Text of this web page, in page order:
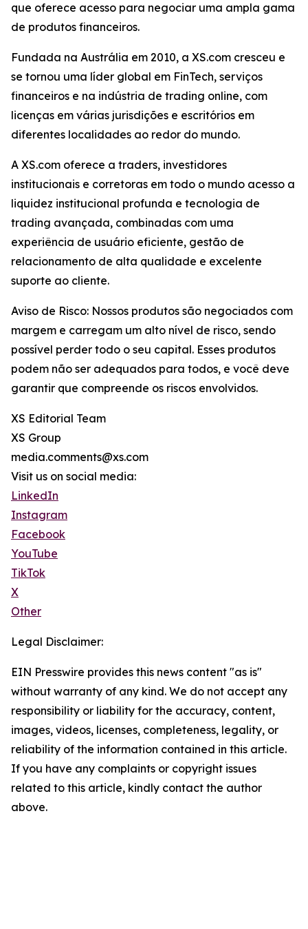
que oferece acesso para negociar uma ampla gama
de produtos financeiros.
Fundada na Austrália em 2010, a XS.com cresceu e
se tornou uma líder global em FinTech, serviços
financeiros e na indústria de trading online, com
licenças em várias jurisdições e escritórios em
diferentes localidades ao redor do mundo.
A XS.com oferece a traders, investidores
institucionais e corretoras em todo o mundo acesso a
liquidez institucional profunda e tecnologia de
trading avançada, combinadas com uma
experiência de usuário eficiente, gestão de
relacionamento de alta qualidade e excelente
suporte ao cliente.
Aviso de Risco: Nossos produtos são negociados com
margem e carregam um alto nível de risco, sendo
possível perder todo o seu capital. Esses produtos
podem não ser adequados para todos, e você deve
garantir que compreende os riscos envolvidos.
XS Editorial Team
XS Group
media.comments@xs.com
Visit us on social media:
LinkedIn
Instagram
Facebook
YouTube
TikTok
X
Other
Legal Disclaimer:
EIN Presswire provides this news content "as is"
without warranty of any kind. We do not accept any
responsibility or liability for the accuracy, content,
images, videos, licenses, completeness, legality, or
reliability of the information contained in this article.
If you have any complaints or copyright issues
related to this article, kindly contact the author
above.